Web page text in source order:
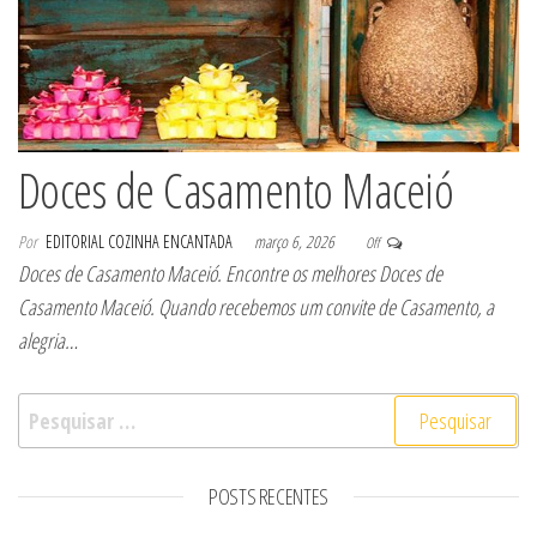
Doces de Casamento Maceió
Por EDITORIAL COZINHA ENCANTADA março 6, 2026 Off
Doces de Casamento Maceió. Encontre os melhores Doces de
Casamento Maceió. Quando recebemos um convite de Casamento, a
alegria…
Pesquisar por:
POSTS RECENTES